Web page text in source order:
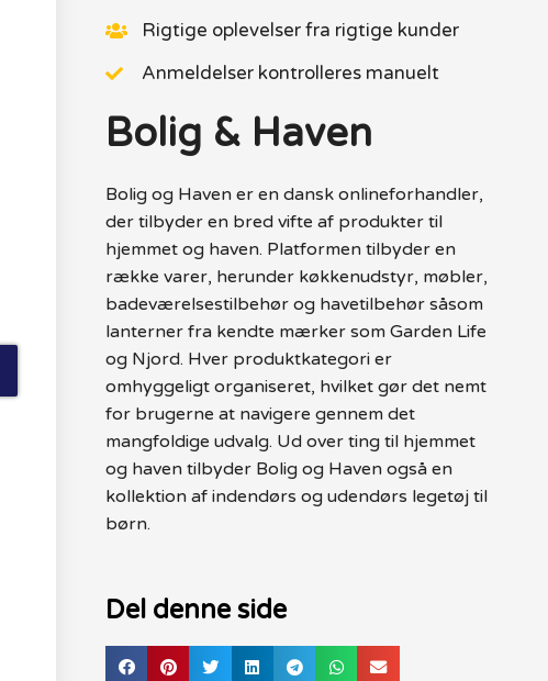
Rigtige oplevelser fra rigtige kunder
Anmeldelser kontrolleres manuelt
Bolig & Haven
Bolig og Haven er en dansk onlineforhandler,
der tilbyder en bred vifte af produkter til
hjemmet og haven. Platformen tilbyder en
række varer, herunder køkkenudstyr, møbler,
badeværelsestilbehør og havetilbehør såsom
lanterner fra kendte mærker som Garden Life
og Njord. Hver produktkategori er
omhyggeligt organiseret, hvilket gør det nemt
for brugerne at navigere gennem det
mangfoldige udvalg. Ud over ting til hjemmet
og haven tilbyder Bolig og Haven også en
kollektion af indendørs og udendørs legetøj til
børn.
Del denne side